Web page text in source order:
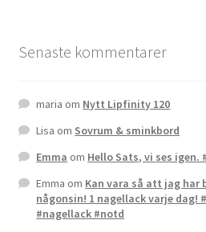
Senaste kommentarer
maria om Nytt Lipfinity 120
Lisa om Sovrum & sminkbord
Emma om Hello Sats, vi ses igen.
Emma om Kan vara så att jag har
någonsin! 1 nagellack varje dag!
#nagellack #notd